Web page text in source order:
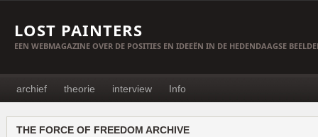
LOST PAINTERS
EEN WEBMAGAZINE OVER DE POSITIES EN IDEEËN IN DE HEDENDAAGSE
archief theorie interview Info
THE FORCE OF FREEDOM ARCHIVE